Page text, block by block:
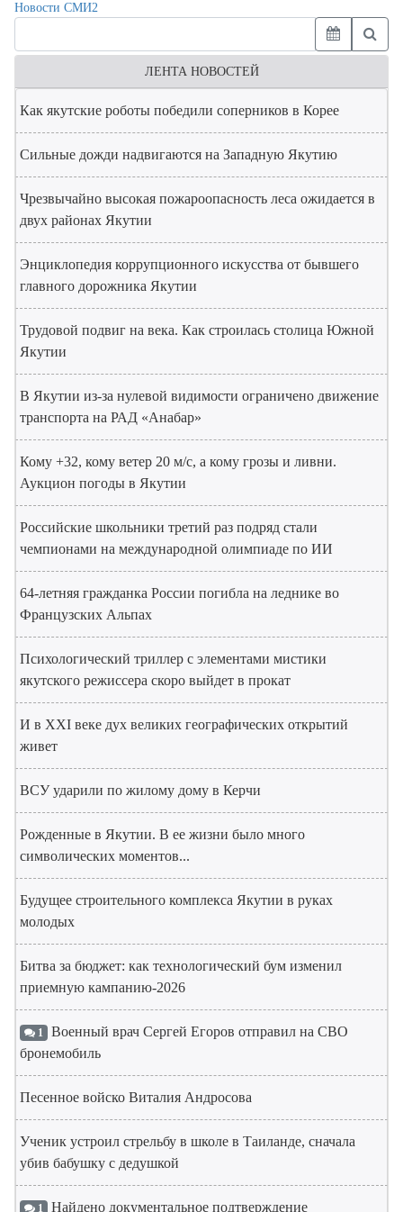
Новости СМИ2
ЛЕНТА НОВОСТЕЙ
Как якутские роботы победили соперников в Корее
Сильные дожди надвигаются на Западную Якутию
Чрезвычайно высокая пожароопасность леса ожидается в
двух районах Якутии
Энциклопедия коррупционного искусства от бывшего
главного дорожника Якутии
Трудовой подвиг на века. Как строилась столица Южной
Якутии
В Якутии из-за нулевой видимости ограничено движение
транспорта на РАД «Анабар»
Кому +32, кому ветер 20 м/с, а кому грозы и ливни.
Аукцион погоды в Якутии
Российские школьники третий раз подряд стали
чемпионами на международной олимпиаде по ИИ
64-летняя гражданка России погибла на леднике во
Французских Альпах
Психологический триллер с элементами мистики
якутского режиссера скоро выйдет в прокат
И в XXI веке дух великих географических открытий
живет
ВСУ ударили по жилому дому в Керчи
Рожденные в Якутии. В ее жизни было много
символических моментов...
Будущее строительного комплекса Якутии в руках
молодых
Битва за бюджет: как технологический бум изменил
приемную кампанию-2026
1 Военный врач Сергей Егоров отправил на СВО
бронемобиль
Песенное войско Виталия Андросова
Ученик устроил стрельбу в школе в Таиланде, сначала
убив бабушку с дедушкой
1 Найдено документальное подтверждение